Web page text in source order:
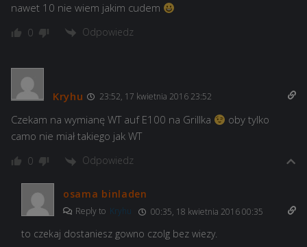
nawet 10 nie wiem jakim cudem
0 Odpowiedz
Kryhu 23:52, 17 kwietnia 2016 23:52
Czekam na wymianę WT auf E100 na Grillka
oby tylko
camo nie miał takiego jak WT
0 Odpowiedz
osama binladen
Reply to Kryhu 00:35, 18 kwietnia 2016 00:35
to czekaj dostaniesz gowno czolg bez wiezy.